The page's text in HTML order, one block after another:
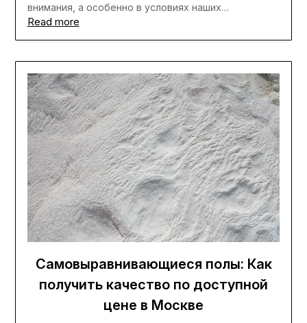
внимания, а особенно в условиях наших…
Read more
Самовыравнивающиеся полы: Как
получить качество по доступной
цене в Москве